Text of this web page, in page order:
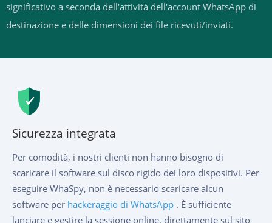
significativo a seconda dell'attività dell'account WhatsApp di
destinazione e delle dimensioni dei file ricevuti/inviati.
Sicurezza integrata
Per comodità, i nostri clienti non hanno bisogno di
scaricare il software sul disco rigido dei loro dispositivi. Per
eseguire WhaSpy, non è necessario scaricare alcun
software per hackeraggio di WhatsApp . È sufficiente
lanciare e gestire la sessione online, direttamente sul sito